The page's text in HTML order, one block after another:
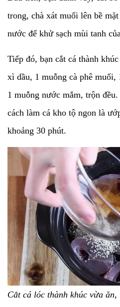
trong, chà xát muối lên bề
nước để khử sạch mùi tanh
Tiếp đó, bạn cắt cá thành
xì dầu, 1 muỗng cà phê muối,
1 muỗng nước mắm, trộn
cách làm cá kho tộ ngon là
khoảng 30 phút.
Cắt cá lóc thành khúc vừa